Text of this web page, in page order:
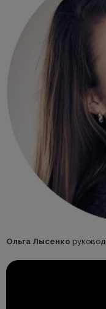
Ольга Лысенко